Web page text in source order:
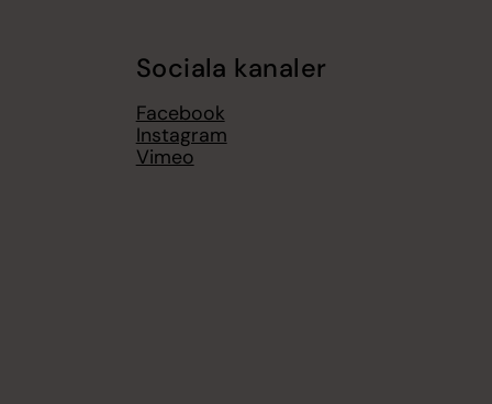
Sociala kanaler
Facebook
Instagram
Vimeo